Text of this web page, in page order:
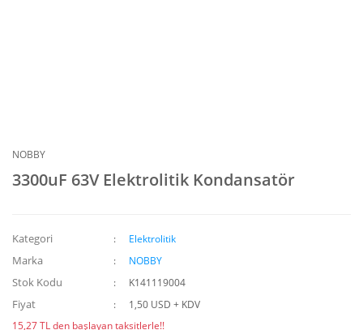
NOBBY
3300uF 63V Elektrolitik Kondansatör
Kategori Elektrolitik
Marka NOBBY
Stok Kodu K141119004
Fiyat
1,50 USD + KDV
15,27 TL den başlayan taksitlerle!!